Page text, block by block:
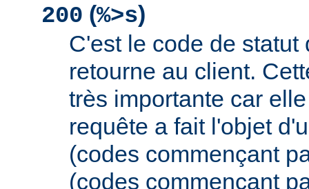
200 (%>s)
C'est le code de statut
retourne au client.
très importante car
requête a fait l'objet
(codes commençant
(codes commençant